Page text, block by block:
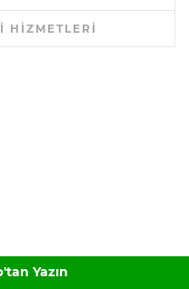
HIZMETLERI
Yazın